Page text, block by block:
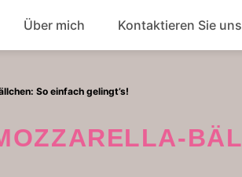
Über mich Kontaktieren Sie uns
So einfach gelingt’s!